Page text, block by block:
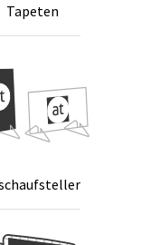
Ta­pe­ten